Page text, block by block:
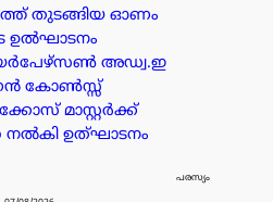
തുടങ്ങിയ ഓണം
ഉൽഘാടനം
അഡ്വ.ഇ
കോൺസ്സ്
മാസ്റ്റർക്ക്
നൽകി ഉത്ഘാടനം
പരസ്യം